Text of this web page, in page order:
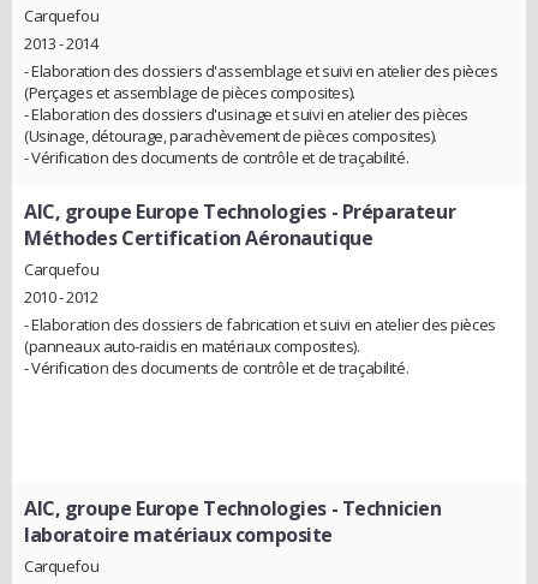
Carquefou
2013 - 2014
- Elaboration des dossiers d'assemblage et suivi en atelier des pièces
(Perçages et assemblage de pièces composites).
- Elaboration des dossiers d'usinage et suivi en atelier des pièces
(Usinage, détourage, parachèvement de pièces composites).
- Vérification des documents de contrôle et de traçabilité.
AIC, groupe Europe Technologies- Préparateur
Méthodes Certification Aéronautique
Carquefou
2010 - 2012
- Elaboration des dossiers de fabrication et suivi en atelier des pièces
(panneaux auto-raidis en matériaux composites).
- Vérification des documents de contrôle et de traçabilité.
AIC, groupe Europe Technologies- Technicien
laboratoire matériaux composite
Carquefou